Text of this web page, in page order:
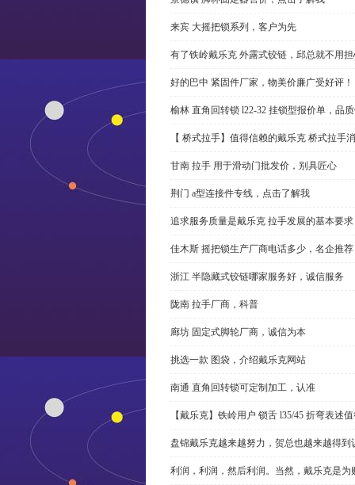
来宾 大摇把锁系列，客户为先
有了铁岭戴乐克 外露式铰链，邱总就不用
好的巴中 紧固件厂家，物美价廉广受好评！
榆林 直角回转锁 l22-32 挂锁型报价单，品
【 桥式拉手】值得信赖的戴乐克 桥式拉手
甘南 拉手 用于滑动门批发价，别具匠心
荆门 a型连接件专线，点击了解我
追求服务质量是戴乐克 拉手发展的基本要求
佳木斯 摇把锁生产厂商电话多少，名企推荐
浙江 半隐藏式铰链哪家服务好，诚信服务
陇南 拉手厂商，科普
廊坊 固定式脚轮厂商，诚信为本
挑选一款 图袋，介绍戴乐克网站
南通 直角回转锁可定制加工，认准
【戴乐克】铁岭用户 锁舌 l35/45 折弯表述
盘锦戴乐克越来越努力，贺总也越来越得到
利润，利润，然后利润。当然，戴乐克是为